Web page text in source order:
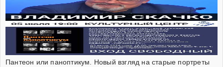
Пантеон или паноптикум. Новый взгляд на старые портреты